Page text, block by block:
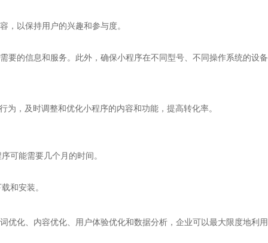
，以保持用户的兴趣和参与度。
要的信息和服务。此外，确保小程序在不同型号、不同操作系统的设备
，及时调整和优化小程序的内容和功能，提高转化率。
可能需要几个月的时间。
和安装。
化、内容优化、用户体验优化和数据分析，企业可以最大限度地利用